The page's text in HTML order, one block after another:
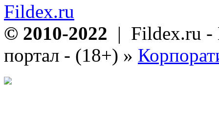
Fildex.ru
© 2010-2022 | Fildex.ru -
портал - (18+) »